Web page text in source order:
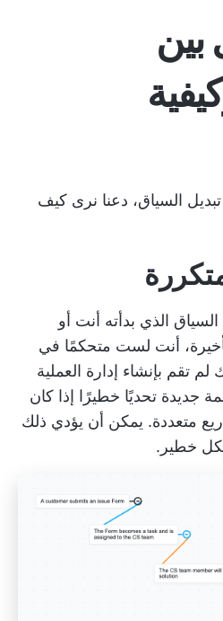
بين
السياق، دعنا نرى كيف
الذي بدأته أنت أو
أنت لست متحكمًا في
لم تقم بإنشاء إدارة العملية
جديدة تحديًا خطيرًا إذا كان
متعددة. يمكن أن يؤدي ذلك
خطير.